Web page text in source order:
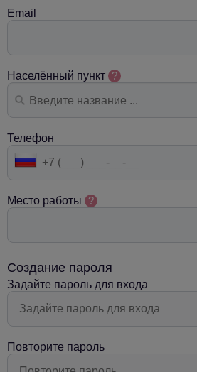
Email
Населённый пункт ?
Телефон
Место работы ?
Создание пароля
Задайте пароль для входа
Повторите пароль